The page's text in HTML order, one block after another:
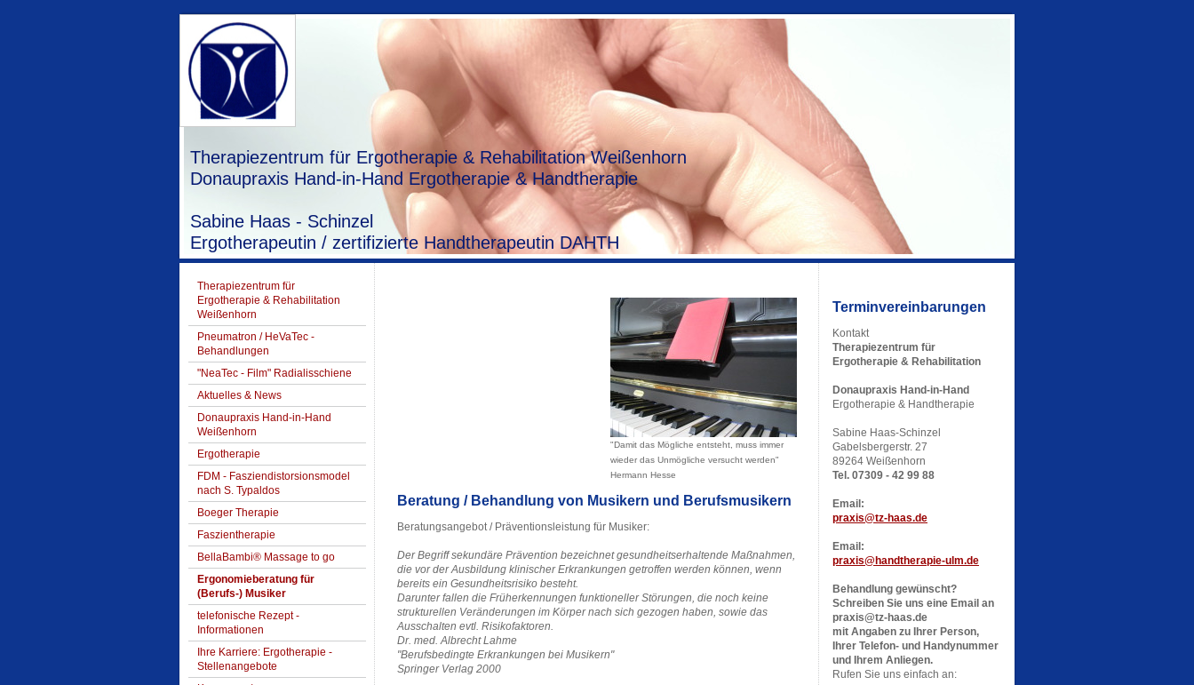
Therapiezentrum für Ergotherapie & Rehabilitation Weißenhorn
Donaupraxis Hand-in-Hand Ergotherapie & Handtherapie
Sabine Haas - Schinzel
Ergotherapeutin / zertifizierte Handtherapeutin DAHTH
Therapiezentrum für
Ergotherapie & Rehabilitation
Weißenhorn
Pneumatron / HeVaTec -
Behandlungen
"NeaTec - Film" Radialisschiene
Aktuelles & News
Donaupraxis Hand-in-Hand
Weißenhorn
Ergotherapie
FDM - Fasziendistorsionsmodel
nach S. Typaldos
Boeger Therapie
Faszientherapie
BellaBambi® Massage to go
Ergonomieberatung für
(Berufs-) Musiker
telefonische Rezept -
Informationen
Ihre Karriere: Ergotherapie -
Stellenangebote
"Damit das Mögliche entsteht, muss immer
wieder das Unmögliche versucht werden"
Hermann Hesse
Beratung / Behandlung von Musikern und Berufsmusikern
Beratungsangebot / Präventionsleistung für Musiker:
Der Begriff sekundäre Prävention bezeichnet gesundheitserhaltende Maßnahmen,
die vor der Ausbildung klinischer Erkrankungen getroffen werden können, wenn
bereits ein Gesundheitsrisiko besteht.
Darunter fallen die Früherkennungen funktioneller Störungen, die noch keine
strukturellen Veränderungen im Körper nach sich gezogen haben, sowie das
Ausschalten evtl. Risikofaktoren.
Dr. med. Albrecht Lahme
"Berufsbedingte Erkrankungen bei Musikern"
Springer Verlag 2000
Terminvereinbarungen
Kontakt
Therapiezentrum für
Ergotherapie & Rehabilitation
Donaupraxis Hand-in-Hand
Ergotherapie & Handtherapie
Sabine Haas-Schinzel
Gabelsbergerstr. 27
89264 Weißenhorn
Tel. 07309 - 42 99 88
Email:
praxis@tz-haas.de
Email:
praxis@handtherapie-ulm.de
Behandlung gewünscht?
Schreiben Sie uns eine Email an
praxis@tz-haas.de
mit Angaben zu Ihrer Person,
Ihrer Telefon- und Handynummer
und Ihrem Anliegen.
Rufen Sie uns einfach an: